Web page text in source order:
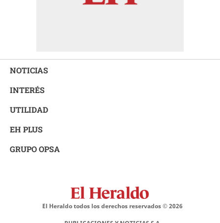
NOTICIAS
INTERÉS
UTILIDAD
EH PLUS
GRUPO OPSA
El Heraldo todos los derechos reservados ©2026